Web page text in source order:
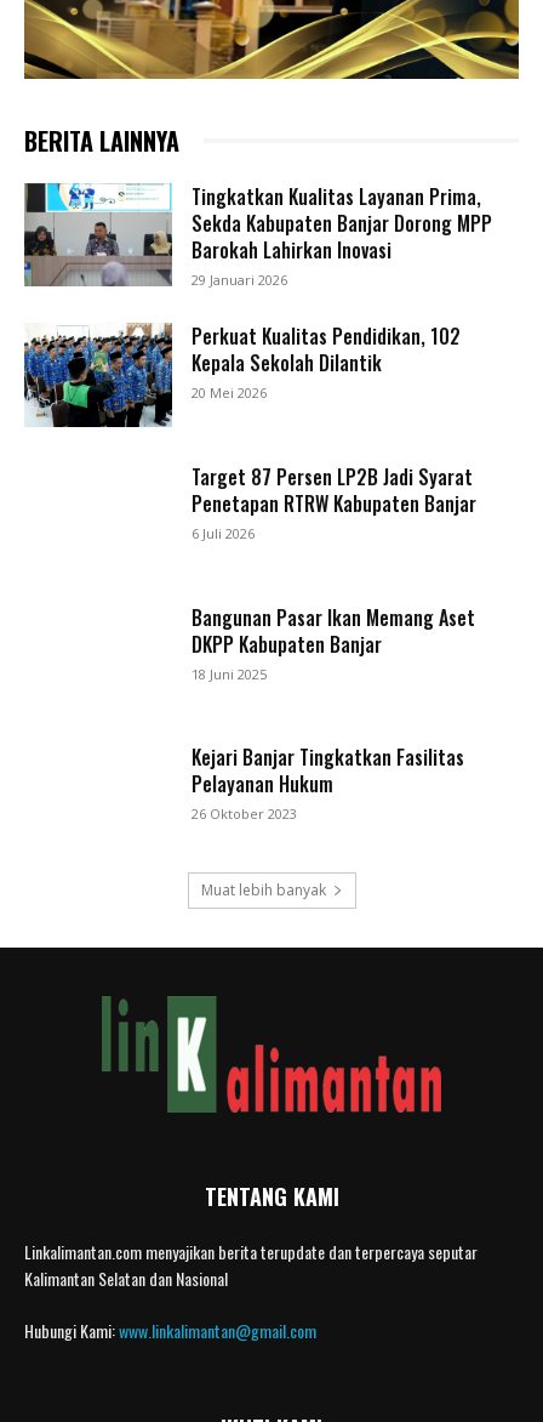
BERITA LAINNYA
Tingkatkan Kualitas Layanan Prima,
Sekda Kabupaten Banjar Dorong MPP
Barokah Lahirkan Inovasi
29 Januari 2026
Perkuat Kualitas Pendidikan, 102
Kepala Sekolah Dilantik
20 Mei 2026
Target 87 Persen LP2B Jadi Syarat
Penetapan RTRW Kabupaten Banjar
6 Juli 2026
Bangunan Pasar Ikan Memang Aset
DKPP Kabupaten Banjar
18 Juni 2025
Kejari Banjar Tingkatkan Fasilitas
Pelayanan Hukum
26 Oktober 2023
Muat lebih banyak
TENTANG KAMI
Linkalimantan.com menyajikan berita terupdate dan terpercaya seputar
Kalimantan Selatan dan Nasional
Hubungi Kami:www.linkalimantan@gmail.com